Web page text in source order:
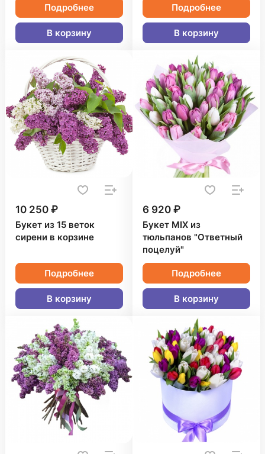
Подробнее
В корзину
Подробнее
В корзину
10 250 ₽
Букет из 15 веток
сирени в корзине
Подробнее
В корзину
6 920 ₽
Букет MIX из
тюльпанов "Ответный
поцелуй"
Подробнее
В корзину